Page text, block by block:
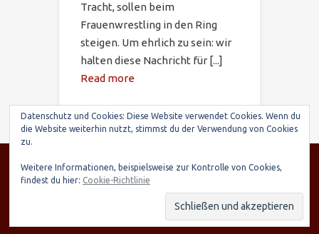
Tracht, sollen beim
Frauenwrestling in den Ring
steigen. Um ehrlich zu sein: wir
halten diese Nachricht für [...]
Read more
Datenschutz und Cookies: Diese Website verwendet Cookies. Wenn du
die Website weiterhin nutzt, stimmst du der Verwendung von Cookies
zu.
Weitere Informationen, beispielsweise zur Kontrolle von Cookies,
findest du hier: Cookie-Richtlinie
© SARIRY Deutschland e.V., Seltenhornstr. 21,
84559 Kraiburg | Spendenkonto: Raiffeisenbank
9568 0000 7248 15, BIC: GENODEF1TAE
Datenschutzerklärung